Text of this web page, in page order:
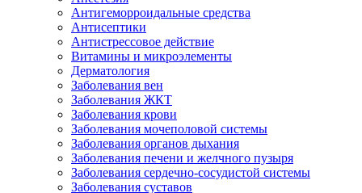
Антигеморроидальные средства
Антисептики
Антистрессовое действие
Витамины и микроэлементы
Дерматология
Заболевания вен
Заболевания ЖКТ
Заболевания крови
Заболевания мочеполовой системы
Заболевания органов дыхания
Заболевания печени и желчного пузыря
Заболевания сердечно-сосудистой системы
Заболевания суставов